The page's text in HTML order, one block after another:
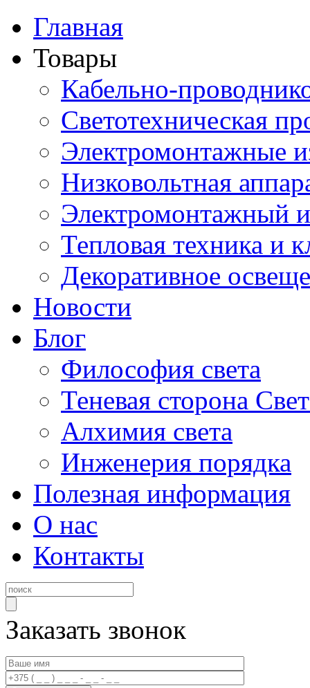
Главная
Товары
Кабельно-
Светотехническая
Электромонтажные
Низковольтная
Электромонтажный
Тепловая техника и
Декоративное
Новости
Блог
Философия света
Теневая сторона
Алхимия света
Инженерия порядка
Полезная информация
О нас
Контакты
Заказать звонок